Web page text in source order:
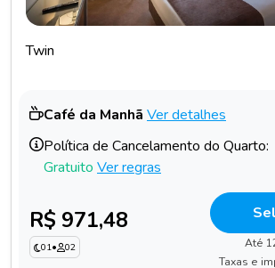
Twin
Café da Manhã Ver detalhes
Política de Cancelamento do Quarto:
Gratuito Ver regras
R$ 971,48
01• 02
Até
Taxas e